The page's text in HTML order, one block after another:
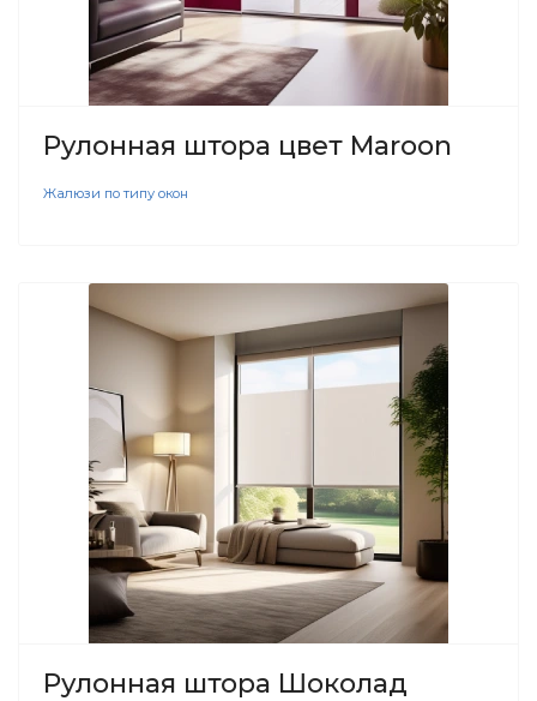
Рулонная штора цвет Maroon
Жалюзи по типу окон
Рулонная штора Шоколад